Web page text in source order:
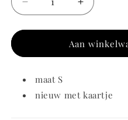
Aantal
verlagen
voor
52
temptation
jurk
Aantal
verhogen
voor
259-
52
jurk
Aan
maat S
nieuw met kaartje